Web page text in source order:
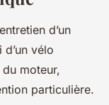
d’un
vélo
moteur,
particulière.